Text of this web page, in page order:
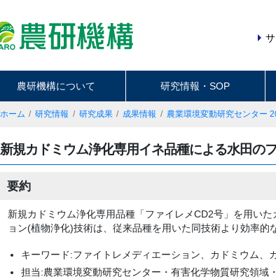
農研機構について 研究情報・SOP
ホーム 研究情報 研究成果 成果情報 農業環境変動研究センター
新規カドミウム浄化専用イネ品種による水田の
要約
新規カドミウム浄化専用品種「ファイレメCD2号」を用い
ョン(植物浄化)技術は、従来品種を用いた同技術より効率的
キーワード:ファイトレメディエーション、カドミウム、
担当:農業環境変動研究センター・有害化学物質研究領域